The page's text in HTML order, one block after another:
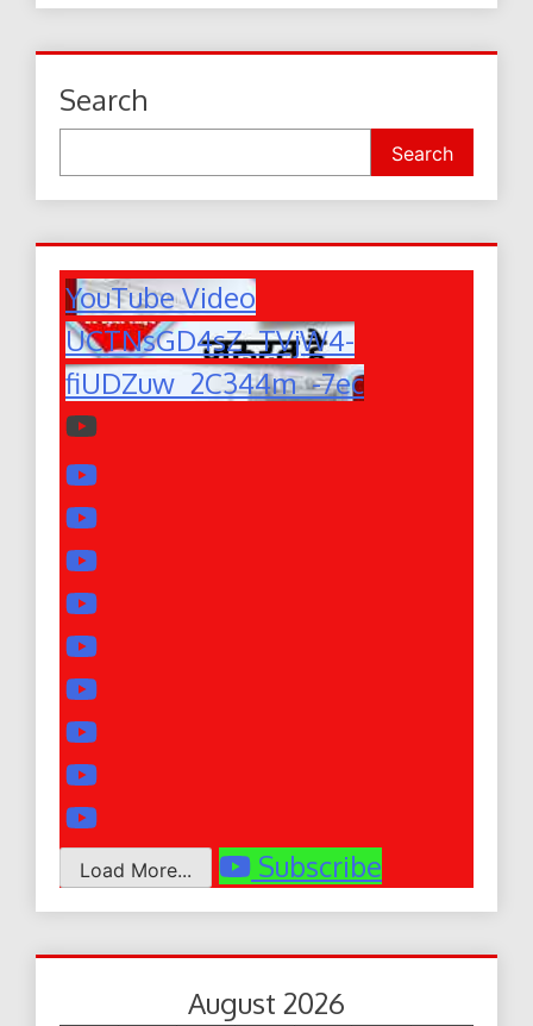
Search
Search
YouTube Video
UCTNsGD4sZ_TVjW4-
fiUDZuw_2C344m_-7ec
Load More... Subscribe
August 2026